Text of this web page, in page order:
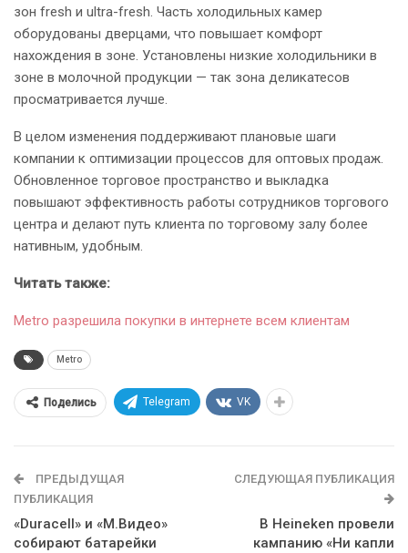
зон fresh и ultra-fresh. Часть холодильных камер
оборудованы дверцами, что повышает комфорт
нахождения в зоне. Установлены низкие холодильники в
зоне в молочной продукции — так зона деликатесов
просматривается лучше.
В целом изменения поддерживают плановые шаги
компании к оптимизации процессов для оптовых продаж.
Обновленное торговое пространство и выкладка
повышают эффективность работы сотрудников торгового
центра и делают путь клиента по торговому залу более
нативным, удобным.
Читать также:
Metro разрешила покупки в интернете всем клиентам
Metro
Поделись Telegram VK
ПРЕДЫДУЩАЯ
ПУБЛИКАЦИЯ
«Duracell» и «М.Видео»
собирают батарейки
СЛЕДУЮЩАЯ ПУБЛИКАЦИЯ
В Heineken провели
кампанию «Ни капли